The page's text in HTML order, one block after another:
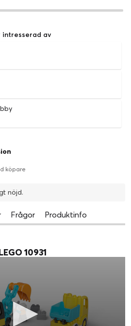
intresserad av
köpare
nöjd.
Frågor Produktinfo
10931